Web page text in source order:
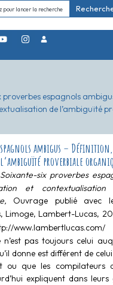
proverbes espagnols
de l’ambiguïté
ambigus –
proverbiale
Soixante-six proverbes
et contextualisation
Ouvrage publié avec
Limoge, Lambert-Lucas,
www.lambertlucas.com/
n’est pas toujours celui
donne est différent de
ou que les compilateurs
expliquent dans leurs